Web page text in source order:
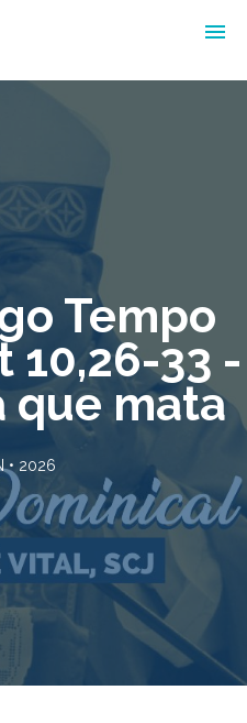
Tempo
10,26-33 -
que mata
• 2026